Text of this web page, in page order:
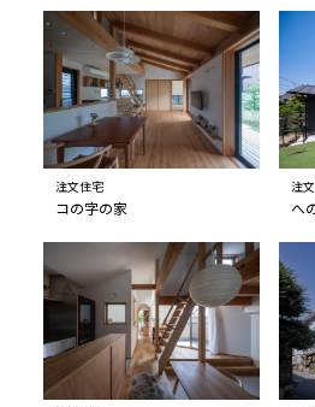
注文住宅
コの字の家
注
へ